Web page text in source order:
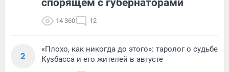
спорящем с губернаторами
14 360 12
2
«Плохо, как никогда до этого»: таролог о судьбе
Кузбасса и его жителей в августе